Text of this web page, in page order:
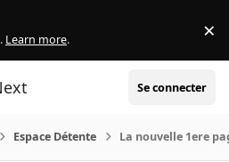
Learn more. ×
Se connecter
Espace Détente La nouvelle 1ere